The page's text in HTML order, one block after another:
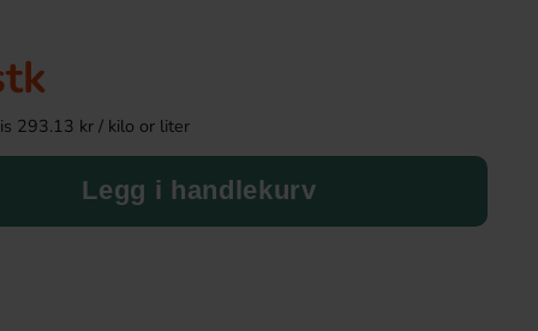
293.13 kr / kilo or liter
Legg i handlekurv